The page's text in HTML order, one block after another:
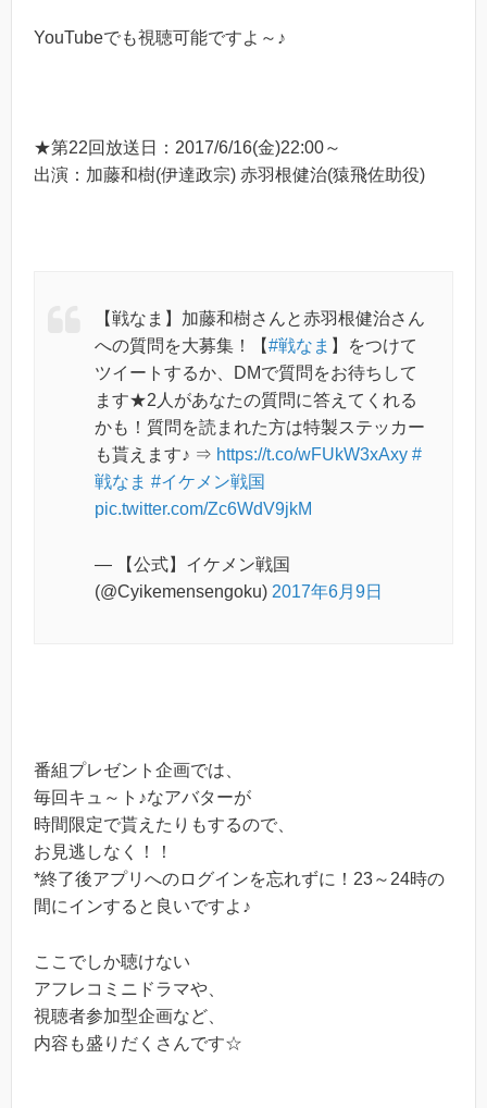
YouTubeでも視聴可能ですよ～♪
★第22回放送日：2017/6/16(金)22:00～
出演：加藤和樹(伊達政宗) 赤羽根健治(猿飛佐助役)
【戦なま】加藤和樹さんと赤羽根健治さん
への質問を大募集！【#戦なま 】をつけて
ツイートするか、DMで質問をお待ちして
ます★2人があなたの質問に答えてくれる
かも！質問を読まれた方は特製ステッカー
も貰えます♪ ⇒ https://t.co/wFUkW3xAxy #
戦なま #イケメン戦国
pic.twitter.com/Zc6WdV9jkM
— 【公式】イケメン戦国
(@Cyikemensengoku) 2017年6月9日
番組プレゼント企画では、
毎回キュ～ト♪なアバターが
時間限定で貰えたりもするので、
お見逃しなく！！
*終了後アプリへのログインを忘れずに！23～24時の
間にインすると良いですよ♪
ここでしか聴けない
アフレコミニドラマや、
視聴者参加型企画など、
内容も盛りだくさんです☆